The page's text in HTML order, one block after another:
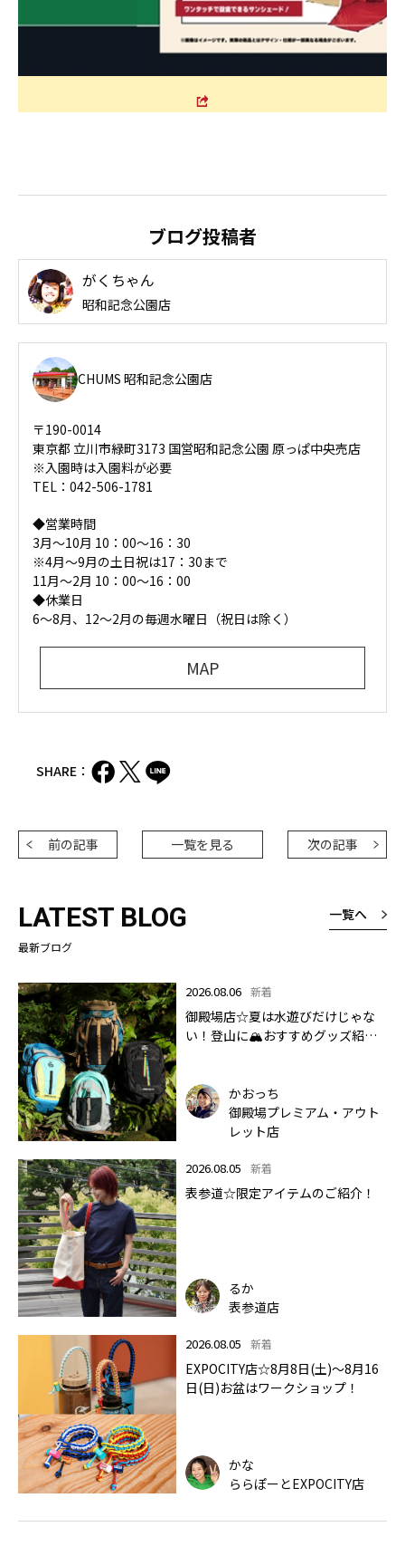
ブログ投稿者
がくちゃん
昭和記念公園店
CHUMS 昭和記念公園店
〒190-0014
東京都 立川市緑町3173 国営昭和記念公園 原っぱ中央売店
※入園時は入園料が必要
TEL：042-506-1781
◆営業時間
3月～10月 10：00～16：30
※4月～9月の土日祝は17：30まで
11月～2月 10：00～16：00
◆休業日
6～8月、12〜2月の毎週水曜日（祝日は除く）
MAP
SHARE：
前の記事 一覧を見る 次の記事
LATEST BLOG
最新ブログ
一覧へ
2026.08.06 新着
御殿場店☆夏は水遊びだけじゃな
い！登山に🏔おすすめグッズ紹介
かおっち
御殿場プレミアム・アウト
レット店
2026.08.05 新着
表参道☆限定アイテムのご紹介！
るか
表参道店
2026.08.05 新着
EXPOCITY店☆8月8日(土)～8月16
日(日)お盆はワークショップ！
かな
ららぽーとEXPOCITY店